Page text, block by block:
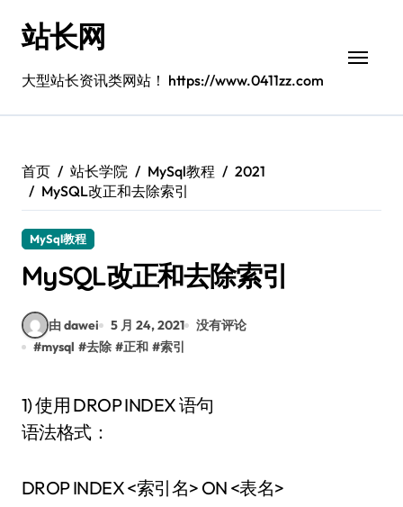
站长网
大型站长资讯类网站！ https://www.0411zz.com
首页 站长学院 MySql教程
2021
MySQL改正和去除索引
MySql教程
MySQL改正和去除索引
由 dawei 5 月 24, 2021
没有评论
#mysql #去除 #正和 #索引
1) 使用 DROP INDEX 语句
语法格式：
DROP INDEX <索引名> ON <表名>